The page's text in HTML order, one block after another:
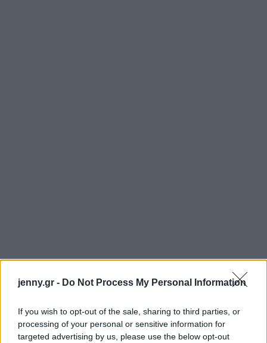
jenny.gr - Do Not Process My Personal Information
If you wish to opt-out of the sale, sharing to third parties, or
processing of your personal or sensitive information for
targeted advertising by us, please use the below opt-out